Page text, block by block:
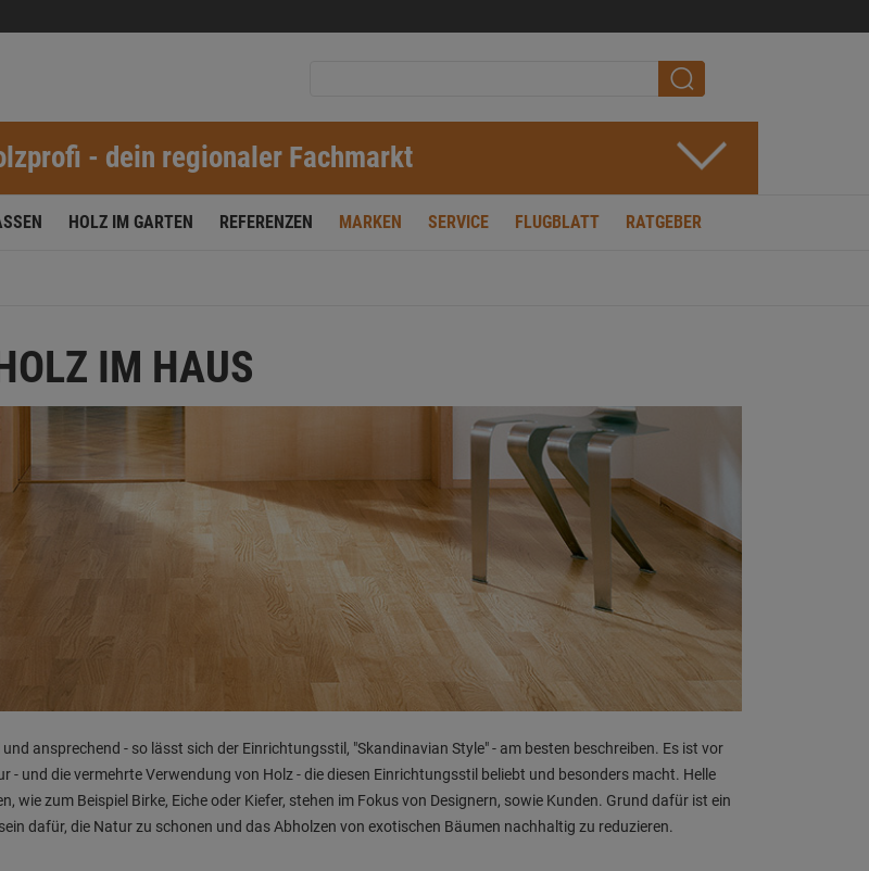
- dein regionaler Fachmarkt
HOLZ IM GARTEN REFERENZEN MARKEN SERVICE FLUGBLATT RATGEBER
IM HAUS
ansprechend - so lässt sich der Einrichtungsstil, "Skandinavian Style" - am besten beschreiben. Es ist vor
- und die vermehrte Verwendung von Holz - die diesen Einrichtungsstil beliebt und besonders macht. Helle
wie zum Beispiel Birke, Eiche oder Kiefer, stehen im Fokus von Designern, sowie Kunden. Grund dafür ist ein
dafür, die Natur zu schonen und das Abholzen von exotischen Bäumen nachhaltig zu reduzieren.